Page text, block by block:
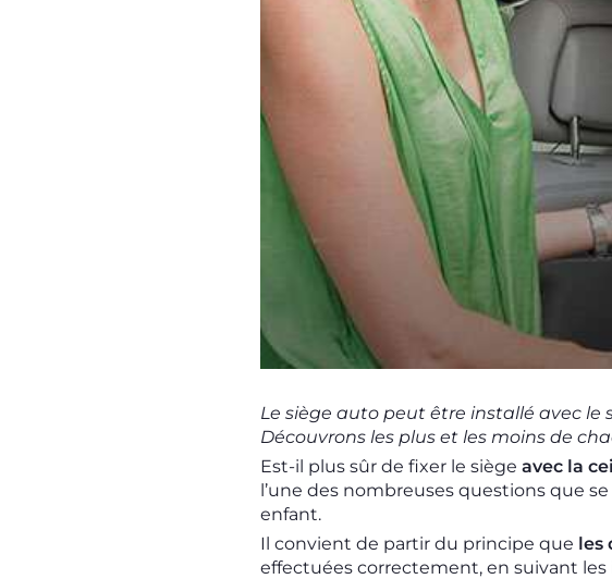
Le siège auto peut être installé avec le
Découvrons les plus et les moins de
Est-il plus sûr de fixer le siège avec la
l’une des nombreuses questions que
enfant.
Il convient de partir du principe que les
effectuées correctement, en suivant